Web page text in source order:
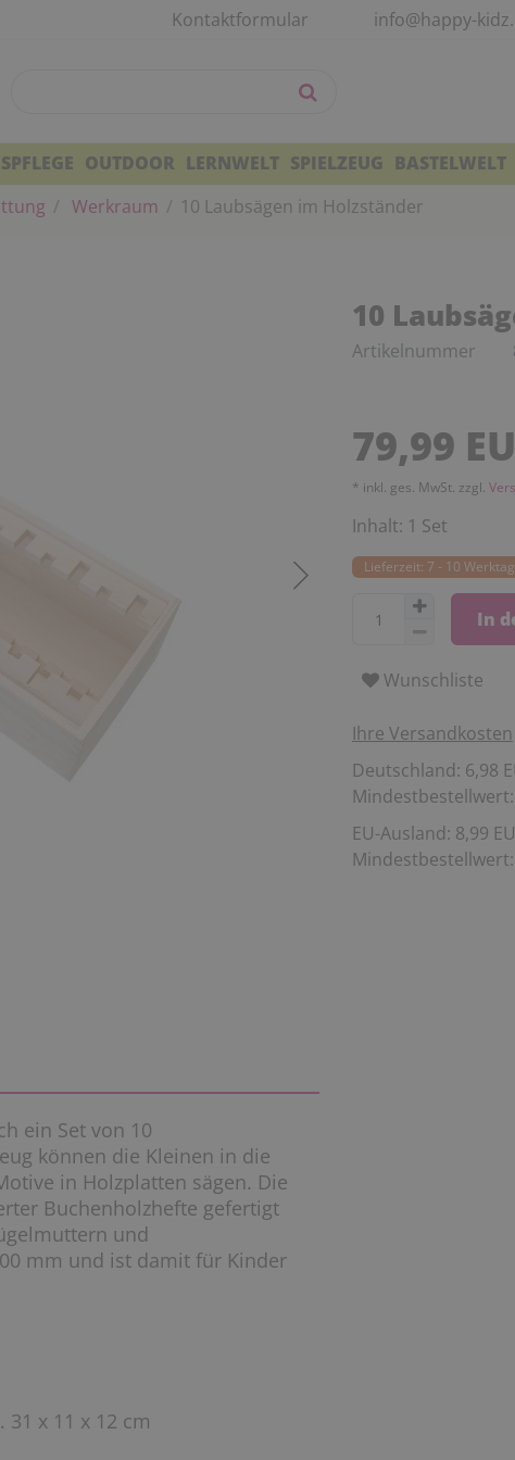
Kontaktformular info@happy-
OUTDOOR LERNWELT SPIELZEUG BASTELWELT
Werkraum 10 Laubsägen im Holzständer
10
Artikelnummer
79,99
* inkl. ges. MwSt. zzgl.
Inhalt: 1 Set
Lieferzeit: 7 - 10
In
Wunschliste
Ihre Versandkosten
Deutschland: 6,98
Mindestbestellwert:
EU-Ausland: 8,99
Mindestbestellwert:
ein Set von 10
können die Kleinen in die
in Holzplatten sägen. Die
Buchenholzhefte gefertigt
und
mm und ist damit für Kinder
31 x 11 x 12 cm